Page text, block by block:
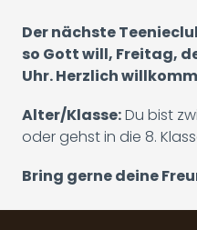
Der nächste
so Gott will, Freitag,
Uhr. Herzlich
Alter/Klasse:Du bist
oder gehst in die 8.
Bring gerne deine